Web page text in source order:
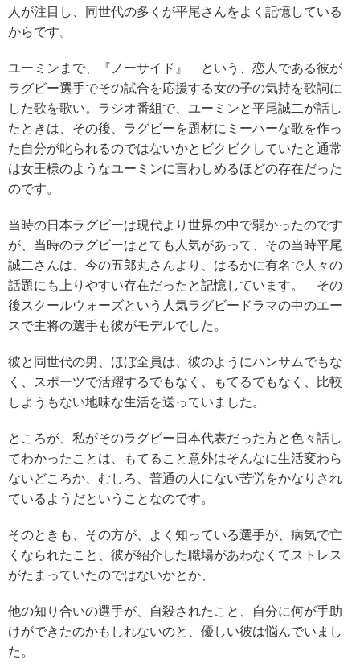
人が注目し、同世代の多くが平尾さんをよく記憶している
からです。
ユーミンまで、『ノーサイド』 という、恋人である彼が
ラグビー選手でその試合を応援する女の子の気持を歌詞に
した歌を歌い。ラジオ番組で、ユーミンと平尾誠二が話し
たときは、その後、ラグビーを題材にミーハーな歌を作っ
た自分が叱られるのではないかとビクビクしていたと通常
は女王様のようなユーミンに言わしめるほどの存在だった
のです。
当時の日本ラグビーは現代より世界の中で弱かったのです
が、当時のラグビーはとても人気があって、その当時平尾
誠二さんは、今の五郎丸さんより、はるかに有名で人々の
話題にも上りやすい存在だったと記憶しています。 その
後スクールウォーズという人気ラグビードラマの中のエー
スで主将の選手も彼がモデルでした。
彼と同世代の男、ほぼ全員は、彼のようにハンサムでもな
く、スポーツで活躍するでもなく、もてるでもなく、比較
しようもない地味な生活を送っていました。
ところが、私がそのラグビー日本代表だった方と色々話し
てわかったことは、もてること意外はそんなに生活変わら
ないどころか、むしろ、普通の人にない苦労をかなりされ
ているようだということなのです。
そのときも、その方が、よく知っている選手が、病気で亡
くなられたこと、彼が紹介した職場があわなくてストレス
がたまっていたのではないかとか、
他の知り合いの選手が、自殺されたこと、自分に何が手助
けができたのかもしれないのと、優しい彼は悩んでいまし
た。